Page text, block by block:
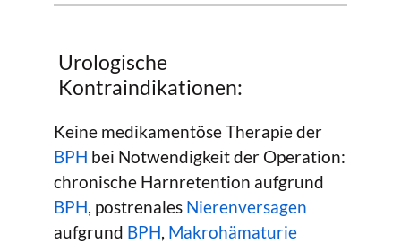
Urologische
Kontraindikationen:
Keine medikamentöse Therapie der
BPH bei Notwendigkeit der Operation:
chronische Harnretention aufgrund
BPH , postrenales Nierenversagen
aufgrund BPH Makrohämaturie